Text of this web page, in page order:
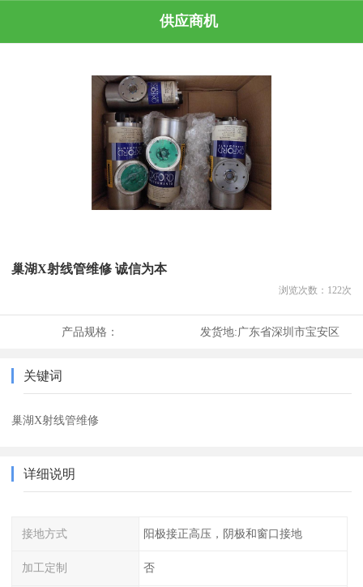
供应商机
巢湖X射线管维修 诚信为本
浏览次数： 122次
产品规格： 发货地:广东省深圳市宝安区
关键词
巢湖X射线管维修
详细说明
接地方式 阳极接正高压，阴极和窗口接地
加工定制 否